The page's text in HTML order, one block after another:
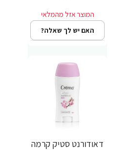
האם יש לך שאלה?
דאודורנט סטיק קרמה